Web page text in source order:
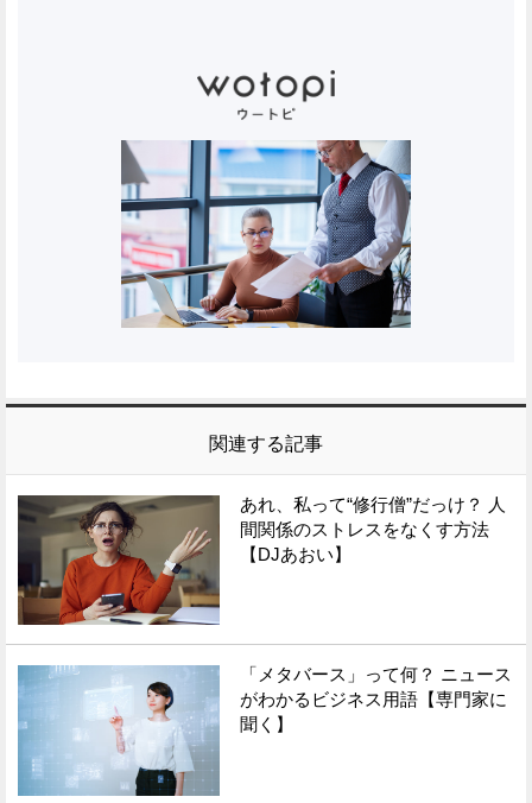
関連する記事
あれ、私って“修行僧”だっけ？ 人
間関係のストレスをなくす方法
【DJあおい】
「メタバース」って何？ ニュース
がわかるビジネス用語【専門家に
聞く】